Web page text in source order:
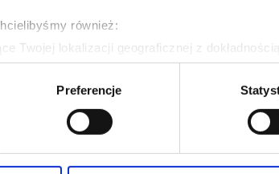
również:
Twojej lokalizacji geograficznej z
aktywnie analizując
tego, jak Twoje osobiste dane są przetwarzane
cookie możesz zmienić lub wycofać swoją
spersonalizowania treści i reklam, aby
Preferencje